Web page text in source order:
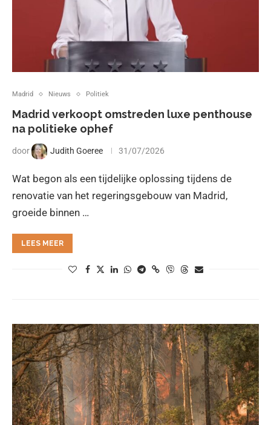
Madrid Nieuws Politiek
Madrid verkoopt omstreden luxe penthouse
na politieke ophef
door Judith Goeree 31/07/2026
Wat begon als een tijdelijke oplossing tijdens de
renovatie van het regeringsgebouw van Madrid,
groeide binnen …
LEES MEER